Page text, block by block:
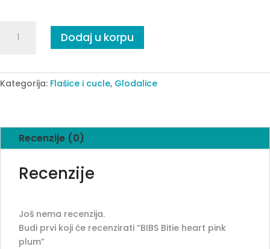
plum
Dodaj u korpu
Kategorija: Flašice i cucle, Glodalice
Recenzije (0)
Recenzije
Još nema recenzija.
Budi prvi koji će recenzirati “BIBS Bitie heart pink
plum”